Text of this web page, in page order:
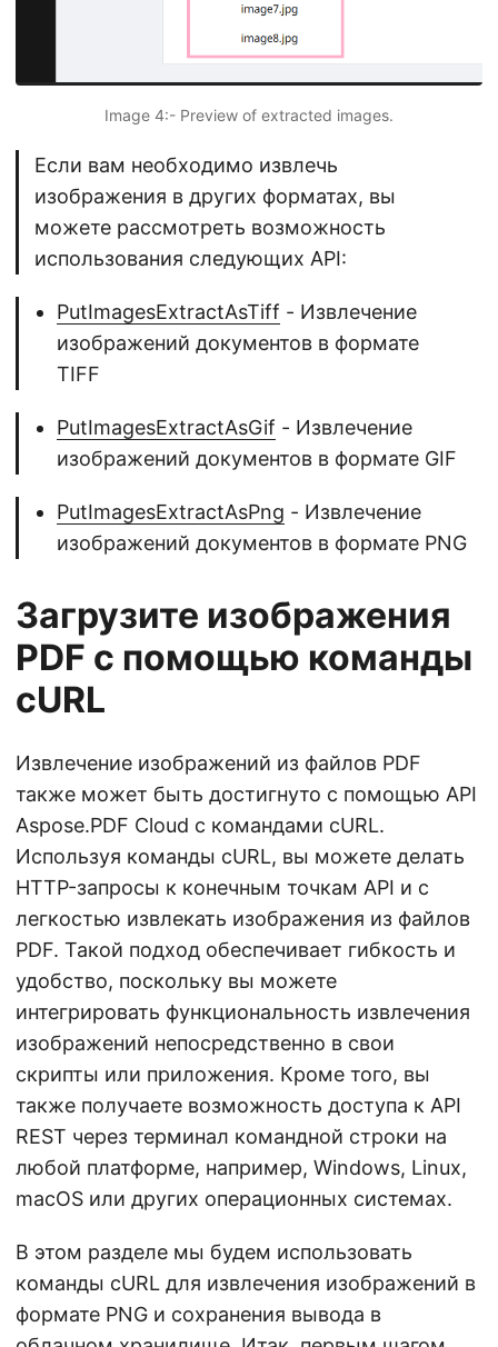
Image 4:- Preview of extracted images.
Если вам необходимо извлечь
изображения в других форматах, вы
можете рассмотреть возможность
использования следующих API:
PutImagesExtractAsTiff - Извлечение
изображений документов в формате
TIFF
PutImagesExtractAsGif - Извлечение
изображений документов в формате GIF
PutImagesExtractAsPng - Извлечение
изображений документов в формате PNG
Загрузите изображения
PDF с помощью команды
cURL
Извлечение изображений из файлов PDF
также может быть достигнуто с помощью API
Aspose.PDF Cloud с командами cURL.
Используя команды cURL, вы можете делать
HTTP-запросы к конечным точкам API и с
легкостью извлекать изображения из файлов
PDF. Такой подход обеспечивает гибкость и
удобство, поскольку вы можете
интегрировать функциональность извлечения
изображений непосредственно в свои
скрипты или приложения. Кроме того, вы
также получаете возможность доступа к API
REST через терминал командной строки на
любой платформе, например, Windows, Linux,
macOS или других операционных системах.
В этом разделе мы будем использовать
команды cURL для извлечения изображений в
формате PNG и сохранения вывода в